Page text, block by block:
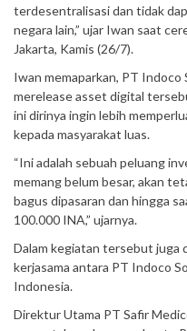
terdesentralisasi dan tidak
negara lain,” ujar Iwan saat
Jakarta, Kamis (26/7).
Iwan memaparkan, PT Indoco
merelease asset digital
ini dirinya ingin lebih
kepada masyarakat luas.
“Ini adalah sebuah peluang
memang belum besar, akan
bagus dipasaran dan hingga
100.000 INA,” ujarnya.
Dalam kegiatan tersebut juga
kerjasama antara PT Indoco
Indonesia.
Direktur Utama PT Safir